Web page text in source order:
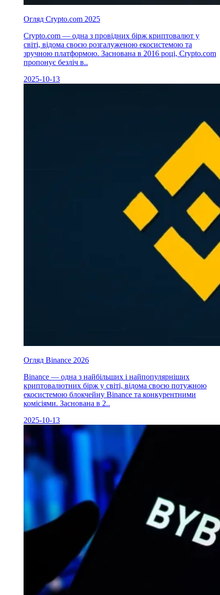
Огляд Crypto.com 2025
Crypto.com — одна з провідних бірж криптовалют у
світі, відома своєю розгалуженою екосистемою та
зручною платформою. Заснована в 2016 році, Crypto.com
пропонує безліч в..
2025-10-13
Огляд Binance 2026
Binance — одна з найбільших і найпопулярніших
криптовалютних бірж у світі, відома своєю потужною
екосистемою блокчейну Binance та конкурентними
комісіями. Заснована в 2..
2025-10-13